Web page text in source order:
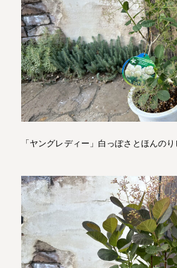
「ヤングレディー」白っぽさとほんのり